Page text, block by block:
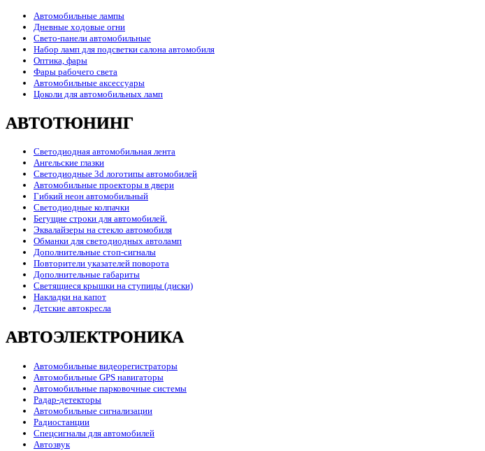
Автомобильные лампы
Дневные ходовые огни
Свето-панели автомобильные
Набор ламп для подсветки салона автомобиля
Оптика, фары
Фары рабочего света
Автомобильные аксессуары
Цоколи для автомобильных ламп
АВТОТЮНИНГ
Светодиодная автомобильная лента
Ангельские глазки
Светодиодные 3d логотипы автомобилей
Автомобильные проекторы в двери
Гибкий неон автомобильный
Светодиодные колпачки
Бегущие строки для автомобилей.
Эквалайзеры на стекло автомобиля
Обманки для светодиодных автоламп
Дополнительные стоп-сигналы
Повторители указателей поворота
Дополнительные габариты
Светящиеся крышки на ступицы (диски)
Накладки на капот
Детские автокресла
АВТОЭЛЕКТРОНИКА
Автомобильные видеорегистраторы
Автомобильные GPS навигаторы
Автомобильные парковочные системы
Радар-детекторы
Автомобильные сигнализации
Радиостанции
Спецсигналы для автомобилей
Автозвук